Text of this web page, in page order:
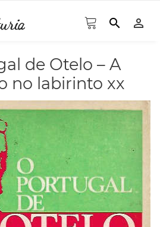
search person_outline
de Otelo – A
no labirinto xx